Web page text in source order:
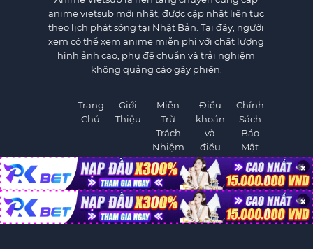
anime vietsub mới nhất, được cập nhật liên tục
theo lịch phát sóng tại Nhật Bản. Tại đây, người
xem có thể xem anime miễn phí với chất lượng
hình ảnh cao, phụ đề chuẩn và trải nghiệm
không quảng cáo gây phiền.
Trang
Chủ
Giới
Thiệu
Miễn
Trừ
Trách
Nhiệm
Điều
khoản
và
điều
kiện
Chính
Sách
Bảo
Mật
×
×